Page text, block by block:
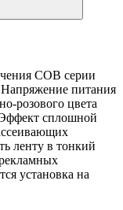
COB серии
питания
розового цвета
сплошной
ленту в тонкий
установка на